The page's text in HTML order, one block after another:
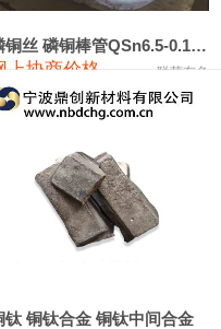
18,100 100
9,700
10,400
12,300 0
磷铜丝 磷铜棒管QSn6.5-0.1 7-0.2 8-0.3
上协商价格 联荣有色
钛 铜钛合金 铜钛中间合金